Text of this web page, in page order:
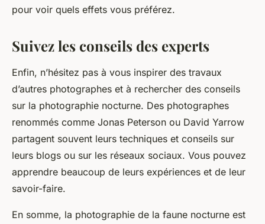
pour voir quels effets vous préférez.
Suivez les conseils des experts
Enfin, n’hésitez pas à vous inspirer des travaux
d’autres photographes et à rechercher des conseils
sur la photographie nocturne. Des photographes
renommés comme Jonas Peterson ou David Yarrow
partagent souvent leurs techniques et conseils sur
leurs blogs ou sur les réseaux sociaux. Vous pouvez
apprendre beaucoup de leurs expériences et de leur
savoir-faire.
En somme, la photographie de la faune nocturne est